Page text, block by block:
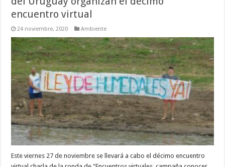
encuentro virtual
24 noviembre, 2020 Ambiente
Este viernes 27 de noviembre se llevará a cabo el décimo encuentro